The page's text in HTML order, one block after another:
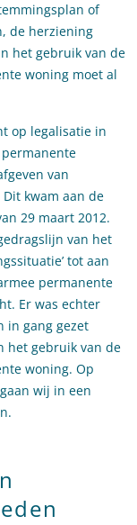
of
de herziening
het gebruik van de
woning moet al
op legalisatie in
van
kwam aan de
29 maart 2012.
van het
tot aan
permanente
Er was echter
in gang gezet
het gebruik van de
woning. Op
wij in een